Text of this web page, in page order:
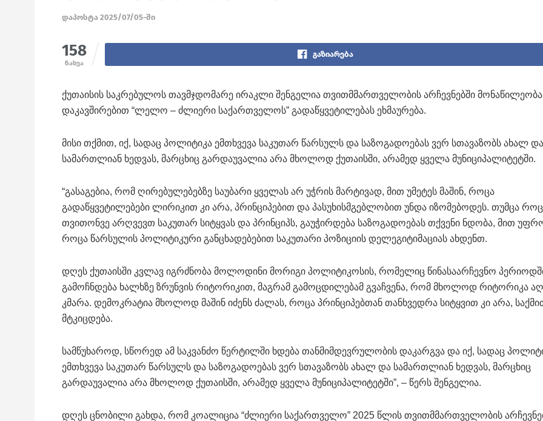
დაპოსტა 2025/07/05-ში
158
ნახვა
გაზიარება
ქუთაისის საკრებულოს თავმჯდომარე ირაკლი შენგელია თვითმმართველობის არჩევნებში
დაკავშირებით “ლელო – ძლიერი საქართველოს” გადაწყვეტილებას ეხმაურება.
მისი თქმით, იქ, სადაც პოლიტიკა ემთხვევა საკუთარ წარსულს და საზოგადოებას ვერ სთავაზობს ახალ და
სამართლიან ხედვას, მარცხიც გარდაუვალია არა მხოლოდ ქუთაისში, არამედ ყველა მუნიციპალიტეტში.
“გასაგებია, რომ ღირებულებებზე საუბარი ყველას არ უჭრის მარტივად, მით უმეტეს მაშინ, როცა
გადაწყვეტილებები ლირიკით კი არა, პრინციპებით და პასუხისმგებლობით უნდა იზომებოდეს. თუმცა
თვითონვე არღვევთ საკუთარ სიტყვას და პრინციპს, გაუჭირდება საზოგადოებას თქვენი ნდობა, მით
როცა წარსულის პოლიტიკური განცხადებებით საკუთარი პოზიციის დელეგიტიმაციას ახდენთ.
დღეს ქუთაისში კვლავ იგრძნობა მოლოდინი მორიგი პოლიტიკოსის, რომელიც წინასაარჩევნო
გამოჩნდება ხალხზე ზრუნვის რიტორიკით, მაგრამ გამოცდილებამ გვაჩვენა, რომ მხოლოდ რიტორიკა
კმარა. დემოკრატია მხოლოდ მაშინ იძენს ძალას, როცა პრინციპებთან თანხვედრა სიტყვით კი არა,
მტკიცდება.
სამწუხაროდ, სწორედ ამ საკვანძო წერტილში ხდება თანმიმდევრულობის დაკარგვა და იქ, სადაც
ემთხვევა საკუთარ წარსულს და საზოგადოებას ვერ სთავაზობს ახალ და სამართლიან ხედვას, მარცხიც
გარდაუვალია არა მხოლოდ ქუთაისში, არამედ ყველა მუნიციპალიტეტში”, – წერს შენგელია.
დღეს ცნობილი გახდა, რომ კოალიცია “ძლიერი საქართველო” 2025 წლის თვითმმართველობის